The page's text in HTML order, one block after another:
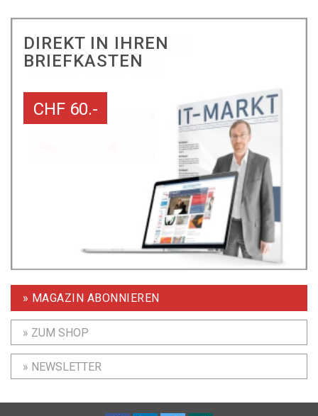
DIREKT IN IHREN
BRIEFKASTEN
CHF 60.-
» MAGAZIN ABONNIEREN
» ZUM SHOP
» NEWSLETTER